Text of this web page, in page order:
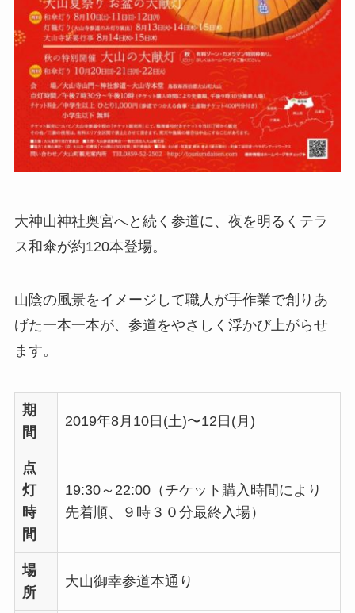
大神山神社奥宮へと続く参道に、夜を明るくテラ
ス和傘が約120本登場。
山陰の風景をイメージして職人が手作業で創りあ
げた一本一本が、参道をやさしく浮かび上がらせ
ます。
期
間
2019年8月10日(土)〜12日(月)
点
灯
時
間
19:30～22:00（チケット購入時間により
先着順、９時３０分最終入場）
場
所
大山御幸参道本通り